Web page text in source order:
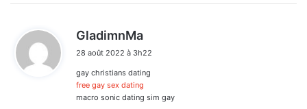
GladimnMa
t
28 août 2022 à 3h22
gay christians dating
free gay sex dating
macro sonic dating sim gay